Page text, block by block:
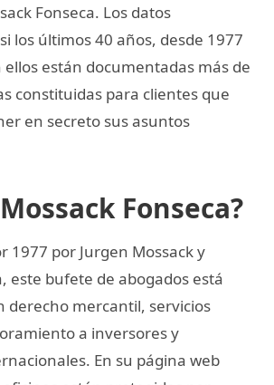
Fonseca. Los datos
los últimos 40 años, desde 1977
ellos están documentadas más de
constituidas para clientes que
en secreto sus asuntos
Fonseca?
1977 por Jurgen Mossack y
este bufete de abogados está
derecho mercantil, servicios
a inversores y
En su página web